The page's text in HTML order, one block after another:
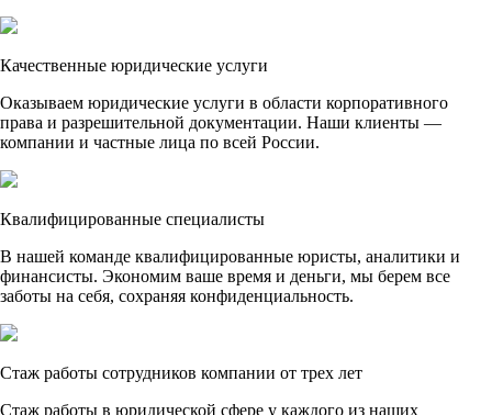
Качественные юридические услуги
Оказываем юридические услуги в области корпоративного
права и разрешительной документации. Наши клиенты —
компании и частные лица по всей России.
Квалифицированные специалисты
В нашей команде квалифицированные юристы, аналитики и
финансисты. Экономим ваше время и деньги, мы берем все
заботы на себя, сохраняя конфиденциальность.
Стаж работы сотрудников компании от трех лет
Стаж работы в юридической сфере у каждого из наших